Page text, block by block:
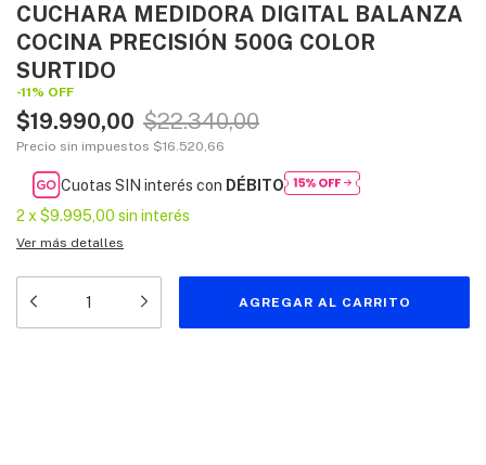
CUCHARA MEDIDORA DIGITAL BALANZA
COCINA PRECISIÓN 500G COLOR
SURTIDO
-11% OFF
$19.990,00 $22.340,00
Precio sin impuestos $16.520,66
Cuotas SIN interés con DÉBITO
2x$9.995,00 sin interés
Ver más detalles